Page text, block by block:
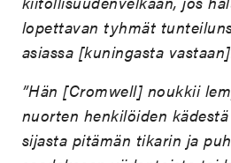
lopettavan tyhmät
asiassa [kuningasta
”Hän [Cromwell] noukkii
nuorten henkilöiden
sijasta pitämän tikarin ja